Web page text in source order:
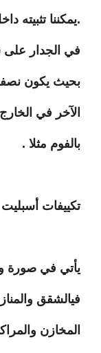
.يمكننا تثبيته
في الجدار على
بحيث يكون
الآخر في
بالفوم مثلا .
تكييفات أسبليت
يأتي في صورة
فيالشقق
المخازن